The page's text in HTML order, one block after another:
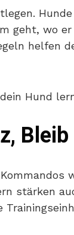
geht, wo
helfen
Hund
Bleib
stärken